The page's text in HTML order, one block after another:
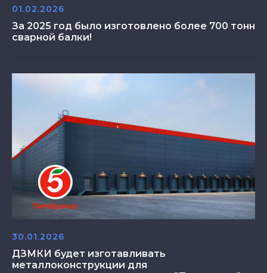
01.02.2026
За 2025 год было изготовлено более 700 тонн
сварной балки!
30.01.2026
ДЗМКИ будет изготавливать
металлоконструкции для